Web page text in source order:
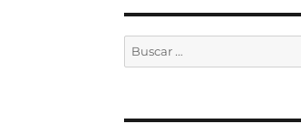
Buscar
por: